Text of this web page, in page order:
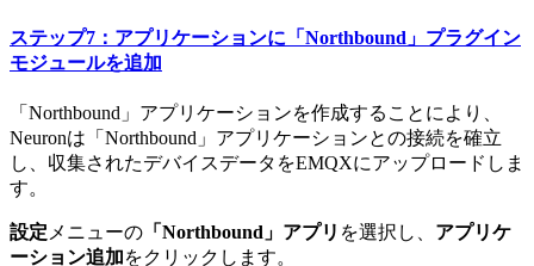
ステップ7：アプリケーションに「Northbound」プラグイン
モジュールを追加
「Northbound」アプリケーションを作成することにより、
Neuronは「Northbound」アプリケーションとの接続を確立
し、収集されたデバイスデータをEMQXにアップロードしま
す。
設定 メニューの 「Northbound」アプリ を選択し、 アプリケ
ーション追加をクリックします。